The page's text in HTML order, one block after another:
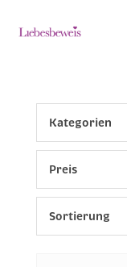
Kategorien
Preis
Sortierung